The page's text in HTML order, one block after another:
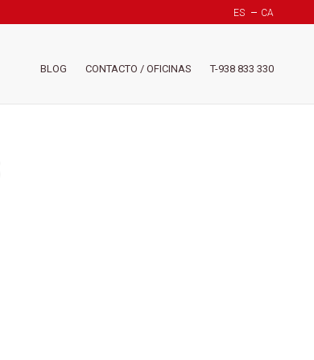
ES CA
Header
BLOG CONTACTO / OFICINAS T-938 833 330